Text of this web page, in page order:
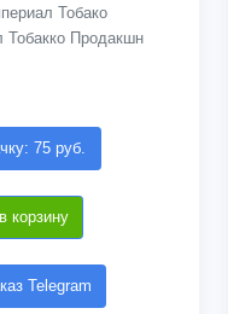
Тобако
Продакшн
75 руб.
корзину
Telegram